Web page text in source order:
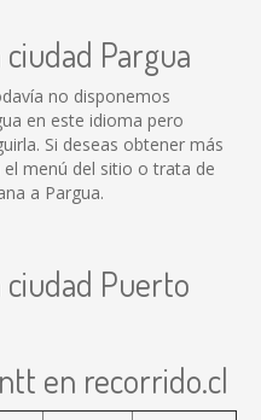
Pargua
no disponemos
en este idioma pero
Si deseas obtener más
menú del sitio o trata de
a Pargua.
Puerto
en recorrido.cl